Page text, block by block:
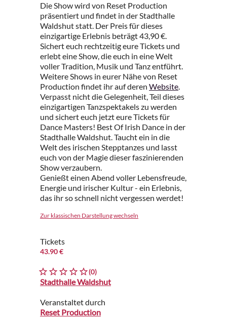
Die Show wird von Reset Production
präsentiert und findet in der Stadthalle
Waldshut statt. Der Preis für dieses
einzigartige Erlebnis beträgt 43,90 €.
Sichert euch rechtzeitig eure Tickets und
erlebt eine Show, die euch in eine Welt
voller Tradition, Musik und Tanz entführt.
Weitere Shows in eurer Nähe von Reset
Production findet ihr auf deren Website.
Verpasst nicht die Gelegenheit, Teil dieses
einzigartigen Tanzspektakels zu werden
und sichert euch jetzt eure Tickets für
Dance Masters! Best Of Irish Dance in der
Stadthalle Waldshut. Taucht ein in die
Welt des irischen Stepptanzes und lasst
euch von der Magie dieser faszinierenden
Show verzaubern.
Genießt einen Abend voller Lebensfreude,
Energie und irischer Kultur - ein Erlebnis,
das ihr so schnell nicht vergessen werdet!
Zur klassischen Darstellung wechseln
Tickets
43.90 €
(0)
Stadthalle Waldshut
Veranstaltet durch
Reset Production